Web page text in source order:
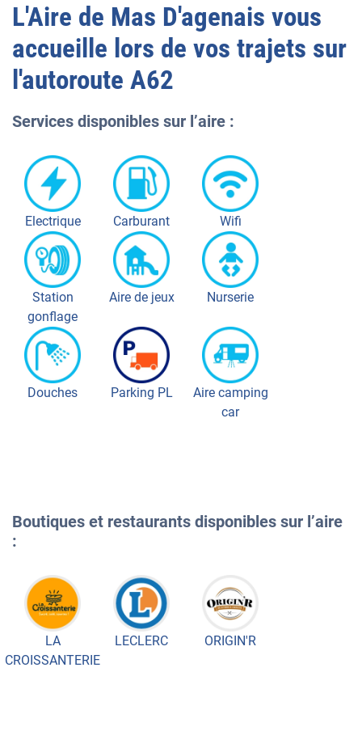
L'Aire de Mas D'agenais vous
accueille lors de vos trajets sur
l'autoroute A62
Services disponibles sur l’aire :
Electrique Carburant Wifi
Station
gonflage
Aire de jeux Nurserie
Douches Parking PL
Aire camping
car
Boutiques et restaurants disponibles sur l’aire
:
LA
CROISSANTERIE
LECLERC ORIGIN'R